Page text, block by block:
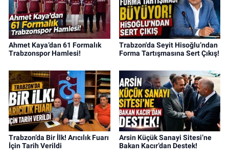
Ahmet Kaya’dan 61 Formalık
Trabzonspor Hamlesi!
Trabzon'da Seyit Hisoğlu’ndan
Forma Tartışmasına Sert Çıkış!
Trabzon’da Bir İlk! Arıcılık Fuarı
İçin Tarih Verildi
Arsin Küçük Sanayi Sitesi’ne
Bakan Kacır’dan Destek!